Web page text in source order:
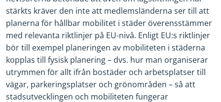
stärkts kräver den inte att medlemsländerna ser till att
planerna för hållbar mobilitet i städer överensstämmer
med relevanta riktlinjer på EU-nivå. Enligt EU:s riktlinjer
bör till exempel planeringen av mobiliteten i städerna
kopplas till fysisk planering – dvs. hur man organiserar
utrymmen för allt ifrån bostäder och arbetsplatser till
vägar, parkeringsplatser och grönområden – så att
stadsutvecklingen och mobiliteten fungerar